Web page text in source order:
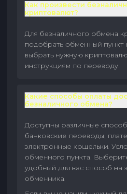
Как произвести
криптовалют?
Для безналичного обмена
подобрать обменный пункт
выбрать нужную
инструкциям по переводу.
Какие способы оплаты
безналичного обмена?
Доступны различные
банковские переводы,
электронные кошельки.
обменного пункта.
удобный для вас способ на
обменника.